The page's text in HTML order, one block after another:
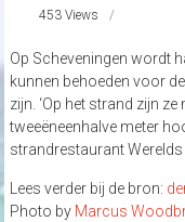
453 Views
Op Scheveningen wordt
kunnen behoeden voor
zijn. ‘Op het strand zijn
tweeëneenhalve meter
strandrestaurant Werelds
Lees verder bij de bron:
Photo by Marcus